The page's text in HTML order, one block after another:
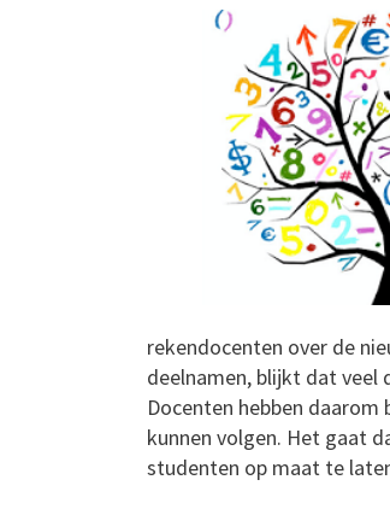
rekendocenten over de
deelnamen, blijkt dat veel
Docenten hebben
kunnen volgen. Het gaat
studenten op maat te